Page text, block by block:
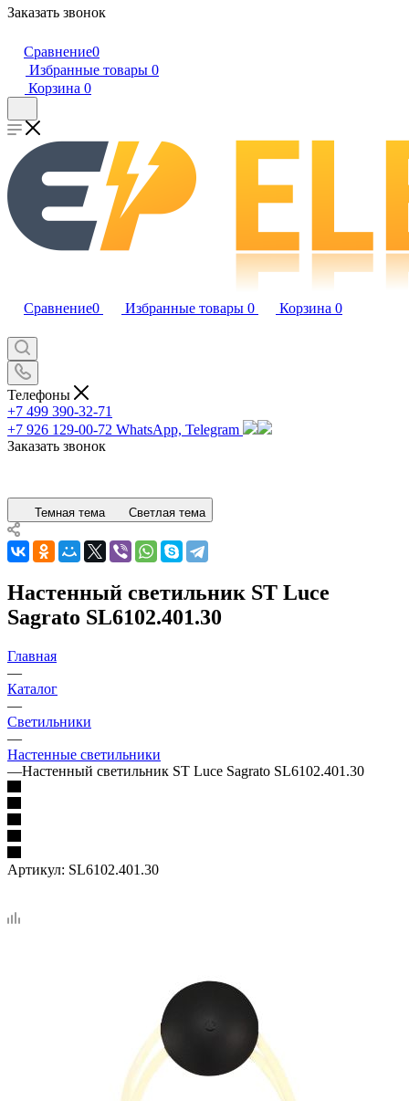
Заказать звонок
Сравнение0
Избранные товары 0
Корзина 0
Сравнение0 Избранные товары 0 Корзина 0
Телефоны
+7 499 390-32-71
+7 926 129-00-72 WhatsApp, Telegram
Заказать звонок
Темная тема Светлая тема
Настенный светильник ST Luce
Sagrato SL6102.401.30
Главная
—
Каталог
—
Светильники
—
Настенные светильники
—Настенный светильник ST Luce Sagrato SL6102.401.30
Артикул: SL6102.401.30